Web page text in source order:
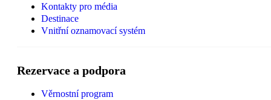
Kontakty pro média
Destinace
Vnitřní oznamovací systém
Rezervace a podpora
Věrnostní program